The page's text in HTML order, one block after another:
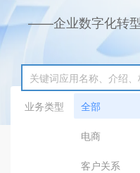
——企业数字化转型
业务类型
全部
电商
客户关系